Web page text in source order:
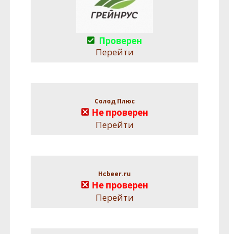
Проверен
Перейти
Солод Плюс
Не проверен
Перейти
Hcbeer.ru
Не проверен
Перейти